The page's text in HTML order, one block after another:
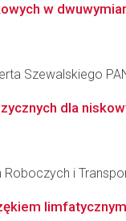
w
Szewalskiego
dla
Roboczych i